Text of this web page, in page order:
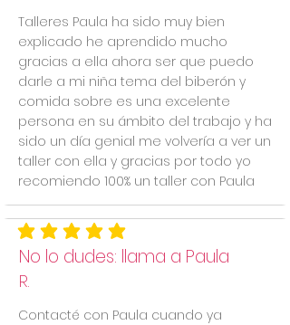
Talleres Paula ha sido muy bien
explicado he aprendido mucho
gracias a ella ahora ser que puedo
darle a mi niña tema del biberón y
comida sobre es una excelente
persona en su ámbito del trabajo y ha
sido un día genial me volvería a ver un
taller con ella y gracias por todo yo
recomiendo 100% un taller con Paula
No lo dudes: llama a Paula
Contacté con Paula cuando ya
la calificación promedio es 5 de 5
R.